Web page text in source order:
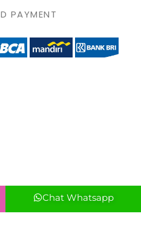
PAYMENT
Chat Whatsapp